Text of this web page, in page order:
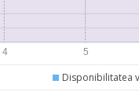
Disponibilitatea